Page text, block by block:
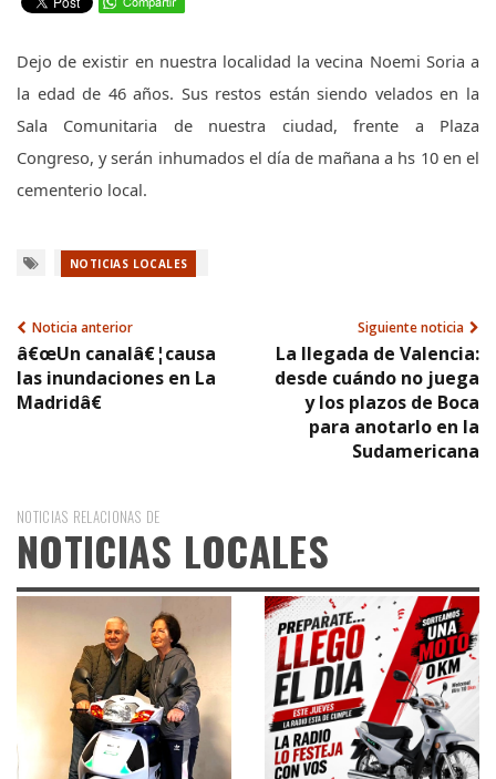
Dejo de existir en nuestra localidad la vecina Noemi Soria a
la edad de 46 años. Sus restos están siendo velados en la
Sala Comunitaria de nuestra ciudad, frente a Plaza
Congreso, y serán inhumados el día de mañana a hs 10 en el
cementerio local.
NOTICIAS LOCALES
Noticia anterior
â€œUn canalâ€¦causa
las inundaciones en La
Madridâ€
Siguiente noticia
La llegada de Valencia:
desde cuándo no juega
y los plazos de Boca
para anotarlo en la
Sudamericana
NOTICIAS RELACIONAS DE
NOTICIAS LOCALES